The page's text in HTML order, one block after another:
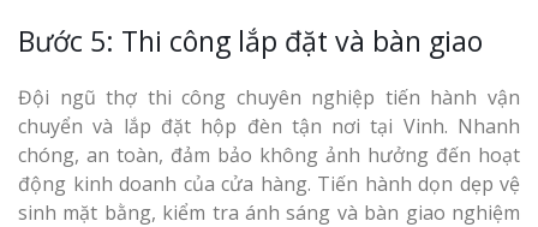
Bước 5: Thi công lắp đặt và bàn giao
Đội ngũ thợ thi công chuyên nghiệp tiến hành vận
chuyển và lắp đặt hộp đèn tận nơi tại Vinh. Nhanh
chóng, an toàn, đảm bảo không ảnh hưởng đến hoạt
động kinh doanh của cửa hàng. Tiến hành dọn dẹp vệ
sinh mặt bằng, kiểm tra ánh sáng và bàn giao nghiệm